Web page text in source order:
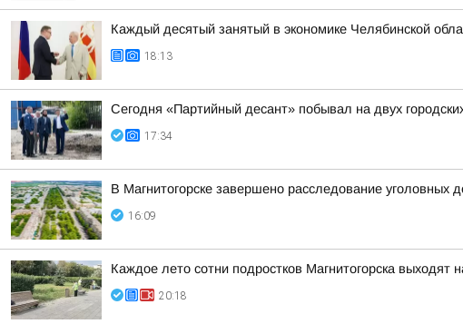
Каждый десятый занятый в экономике Челябинской
18:13
Сегодня «Партийный десант» побывал на двух
17:34
В Магнитогорске завершено расследование
16:09
Каждое лето сотни подростков Магнитогорска выходят
20:18